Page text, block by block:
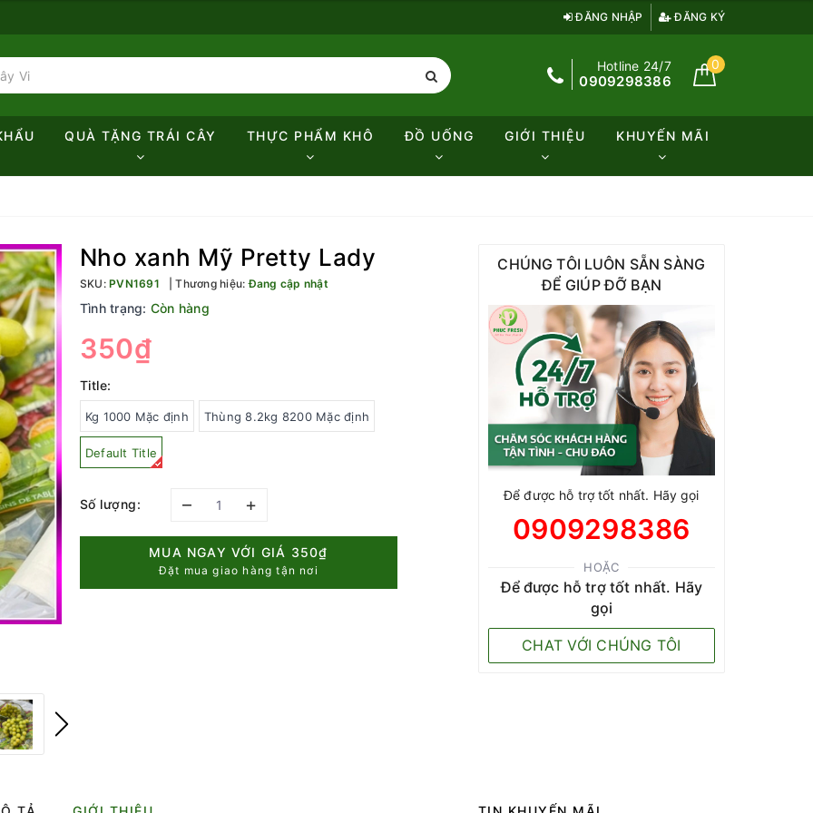
ĐĂNG NHẬP ĐĂNG KÝ
Hotline 24/7
0909298386
0
QUÀ TẶNG TRÁI CÂY THỰC PHẨM KHÔ ĐỒ UỐNG GIỚI THIỆU KHUYẾN MÃI
Nho xanh Mỹ Pretty Lady
SKU: PVN1691 Thương hiệu:Đang cập nhật
Tình trạng: Còn hàng
350₫
Title:
Kg 1000 Mặc định Thùng 8.2kg 8200 Mặc định
Default Title
Số lượng: – +
MUA NGAY VỚI GIÁ 350₫
Đặt mua giao hàng tận nơi
CHÚNG TÔI LUÔN SẴN SÀNG
ĐỂ GIÚP ĐỠ BẠN
Để được hỗ trợ tốt nhất. Hãy gọi
0909298386
HOẶC
Để được hỗ trợ tốt nhất. Hãy
gọi
CHAT VỚI CHÚNG TÔI